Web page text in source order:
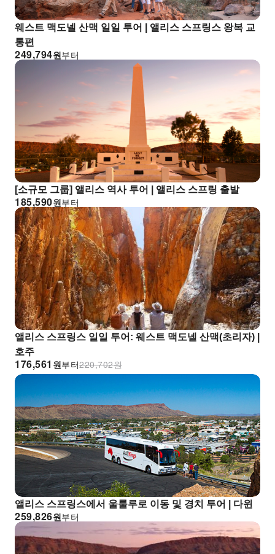
웨스트 맥도넬 산맥 일일 투어 | 앨리스 스프링스 왕복 교
통편
원
249,794 부터
[소규모 그룹] 앨리스 역사 투어 | 앨리스 스프링 출발
원
185,590 부터
앨리스 스프링스 일일 투어: 웨스트 맥도넬 산맥(초리자) |
호주
원
176,561 부터 원
220,702
앨리스 스프링스에서 울룰루로 이동 및 경치 투어 | 다윈
원
259,826 부터